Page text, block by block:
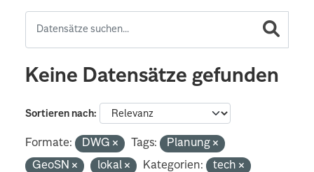
Keine Datensätze gefunden
Sortieren nach
Formate: DWG Tags:
Planung
GeoSN
lokal Kategorien:
tech